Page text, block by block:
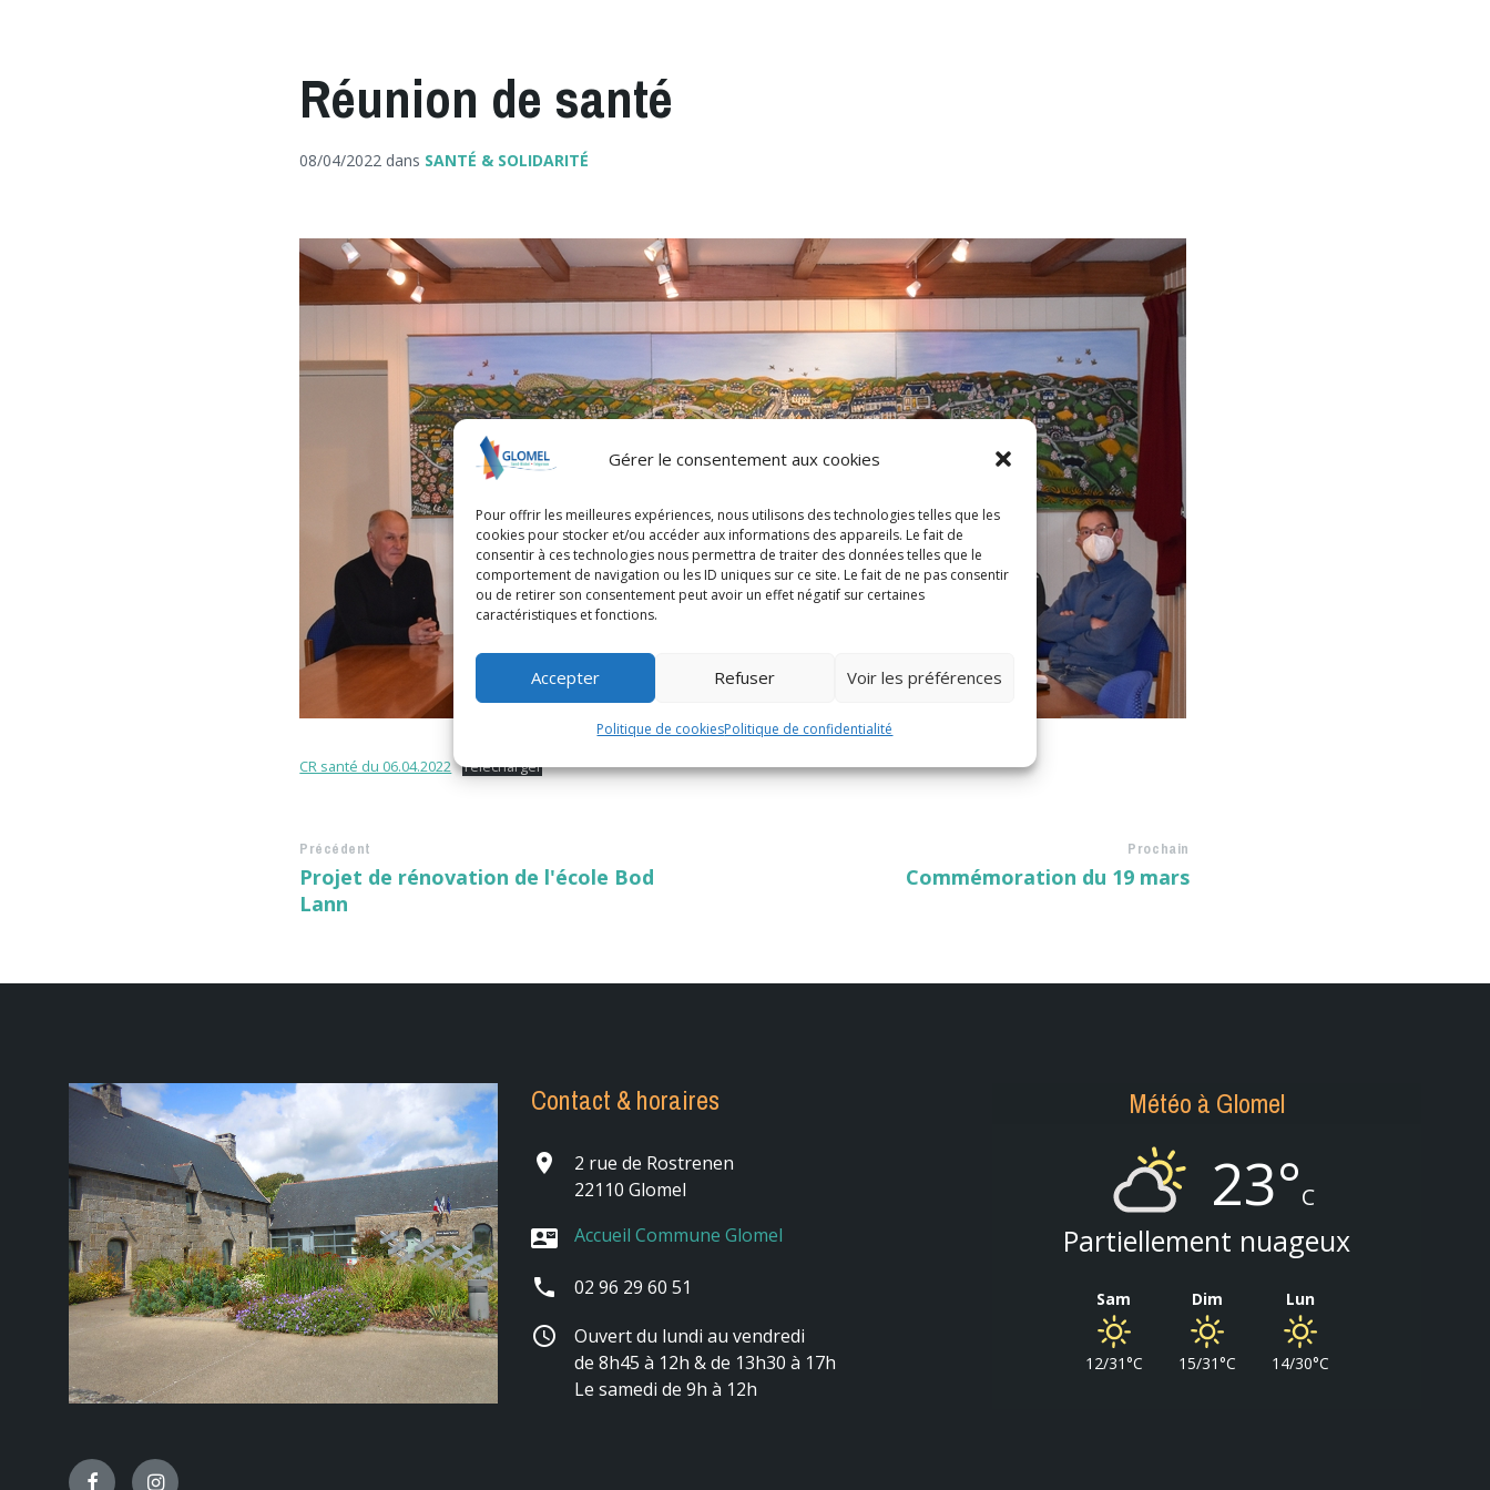
Gérer le consentement aux cookies
Pour offrir les meilleures expériences, nous utilisons des technologies telles que les
cookies pour stocker et/ou accéder aux informations des appareils. Le fait de
consentir à ces technologies nous permettra de traiter des données telles que le
comportement de navigation ou les ID uniques sur ce site. Le fait de ne pas consentir
ou de retirer son consentement peut avoir un effet négatif sur certaines
caractéristiques et fonctions.
Accepter Refuser Voir les préférences
Politique de cookiesPolitique de confidentialité
Réunion de santé
08/04/2022 dans SANTÉ & SOLIDARITÉ
CR santé du 06.04.2022 Télécharger
Précédent
Projet de rénovation de l'école Bod
Lann
Prochain
Commémoration du 19 mars
Contact & horaires
place
2 rue de Rostrenen
22110 Glomel
contact_mail Accueil Commune Glomel
phone 02 96 29 60 51
schedule
Ouvert du lundi au vendredi
de 8h45 à 12h & de 13h30 à 17h
Le samedi de 9h à 12h
Météo à Glomel
23°C
Partiellement nuageux
Sam
12/31°C
Dim
15/31°C
Lun
14/30°C
FacebookInstagram